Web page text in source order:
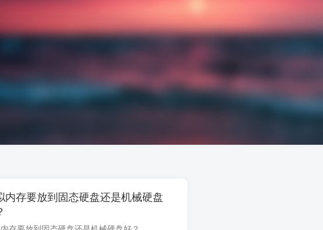
内存要放到固态硬盘还是机械硬盘